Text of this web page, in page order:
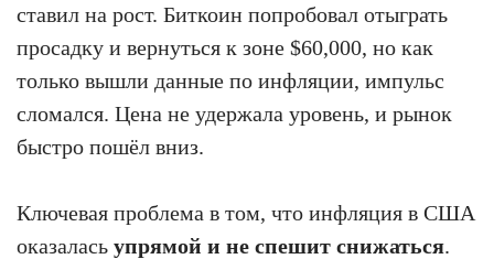
ставил на рост. Биткоин попробовал отыграть
просадку и вернуться к зоне $60,000, но как
только вышли данные по инфляции, импульс
сломался. Цена не удержала уровень, и рынок
быстро пошёл вниз.
Ключевая проблема в том, что инфляция в США
оказалась упрямой и не спешит снижаться.